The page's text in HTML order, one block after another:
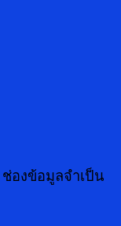
ช่องข้อมูลจำเป็น